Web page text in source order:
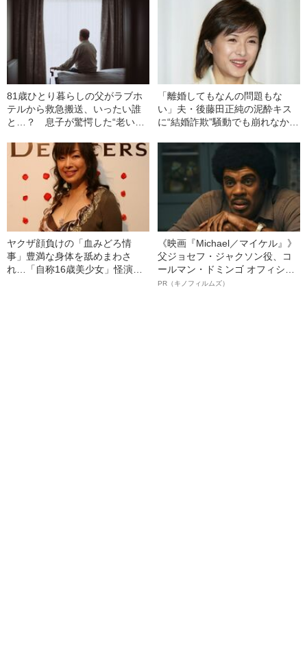
81歳ひとり暮らしの父がラブホ
テルから救急搬送、いったい誰
と…？ 息子が驚愕した“老いた
「離婚してもなんの問題もな
い」夫・後藤田正純の泥酔キス
に“結婚詐欺”騒動でも崩れなかっ
ヤクザ顔負けの「血みどろ情
事」豊満な身体を舐めまわさ
れ…「自称16歳美少女」怪演
《映画『Michael／マイケル』》
父ジョセフ・ジャクソン役、コ
ールマン・ドミンゴ オフィシャ
ルインタビュー“観客を魅了した
PR（キノフィルムズ）